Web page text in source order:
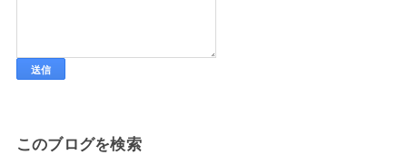
このブログを検索